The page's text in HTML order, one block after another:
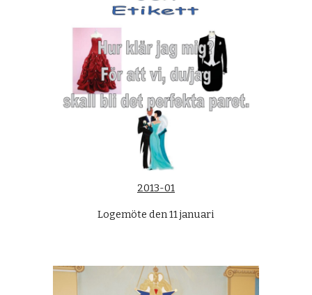
2013-01
Logemöte den 11 januari